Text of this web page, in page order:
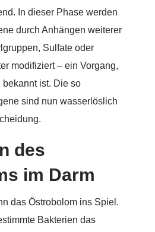
In dieser Phase werden
durch Anhängen weiterer
Sulfate oder
modifiziert – ein Vorgang,
ist. Die so
sind nun wasserlöslich
des
im Darm
das Östrobolom ins Spiel.
Bakterien das